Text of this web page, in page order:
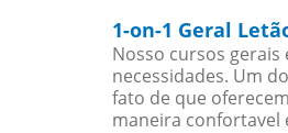
1-on-1 Geral
Nosso cursos
necessidades. Um
fato de que
maneira confortavel